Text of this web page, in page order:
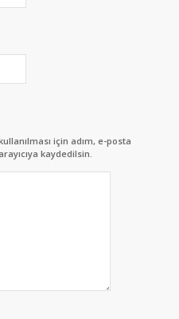
için adım, e-posta
kaydedilsin.